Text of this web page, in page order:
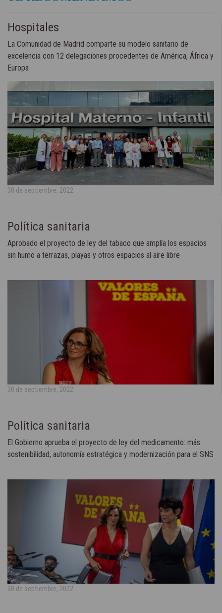
Hospitales
La Comunidad de Madrid comparte su modelo sanitario de
excelencia con 12 delegaciones procedentes de América, África y
Europa
30 de septiembre, 2022
Política sanitaria
Aprobado el proyecto de ley del tabaco que amplía los espacios
sin humo a terrazas, playas y otros espacios al aire libre
30 de septiembre, 2022
Política sanitaria
El Gobierno aprueba el proyecto de ley del medicamento: más
sostenibilidad, autonomía estratégica y modernización para el SNS
30 de septiembre, 2022